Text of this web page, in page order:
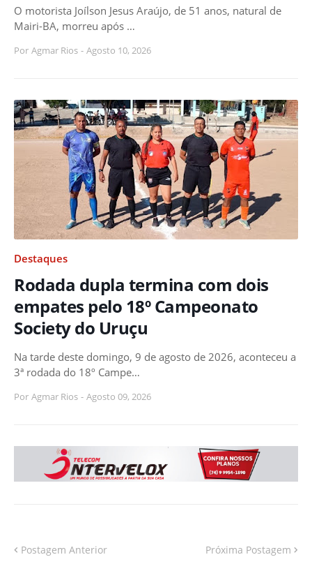
O motorista Joílson Jesus Araújo, de 51 anos, natural de
Mairi-BA, morreu após …
Por Agmar Rios - Agosto 10, 2026
Destaques
Rodada dupla termina com dois
empates pelo 18º Campeonato
Society do Uruçu
Na tarde deste domingo, 9 de agosto de 2026, aconteceu a
3ª rodada do 18º Campe…
Por Agmar Rios - Agosto 09, 2026
Postagem Anterior Próxima Postagem